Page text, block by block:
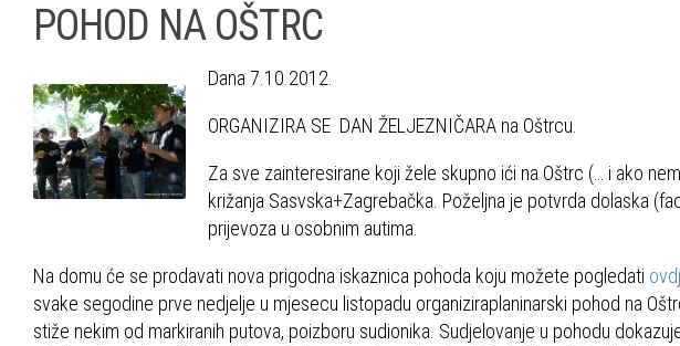
POHOD NA OŠTRC
Dana 7.10.2012.
ORGANIZIRA SE DAN ŽELJEZNIČARA na Oštrcu.
Za sve zainteresirane koji žele skupno ići na Oštrc (… i ako
križanja Sasvska+Zagrebačka. Poželjna je potvrda dolaska
prijevoza u osobnim autima.
Na domu će se prodavati nova prigodna iskaznica pohoda koju možete pogledati
svake segodine prve nedjelje u mjesecu listopadu organiziraplaninarski pohod na
stiže nekim od markiranih putova, poizboru sudionika. Sudjelovanje u pohodu